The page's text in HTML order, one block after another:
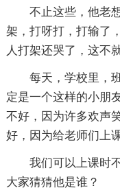
不止这些，他老
架，打呀打，打输了
人打架还哭了，这不
每天，学校里，
定是一个这样的小朋
不好，因为许多欢声
好，因为给老师们上
我们可以上课时
大家猜猜他是谁？